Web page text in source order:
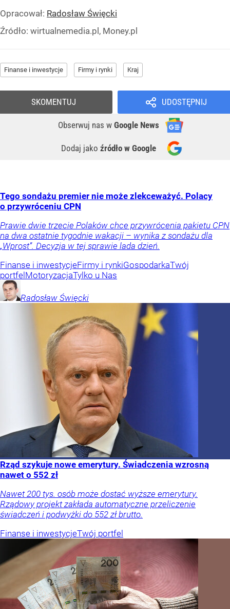
Opracował: Radosław Święcki
Źródło: wirtualnemedia.pl, Money.pl
Finanse i inwestycje Firmy i rynki Kraj
UDOSTĘPNIJ
Obserwuj nas w Google News
Dodaj jako źródło w Google
SKOMENTUJ
Tego sondażu premier nie może zlekceważyć. Polacy
o przywróceniu CPN
Prawie dwie trzecie Polaków chce przywrócenia pakietu CPN
na dwa ostatnie tygodnie wakacji – wynika z sondażu dla
„Wprost”. Decyzja w tej sprawie lada dzień.
Finanse i inwestycjeFirmy i rynkiGospodarkaTwój
portfelMotoryzacjaTylko u Nas
Radosław Święcki
Rząd szykuje nowe emerytury. Świadczenia wzrosną
nawet o 552 zł
Nawet 200 tys. osób może dostać wyższe emerytury.
Rządowy projekt zakłada automatyczne przeliczenie
świadczeń i podwyżki do 552 zł brutto.
Finanse i inwestycjeTwój portfel